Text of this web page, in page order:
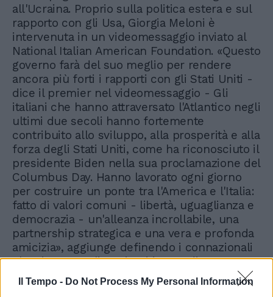
Il Tempo - Do Not Process My Personal Information
all'Ucraina. Proprio sulla politica estera e sul
rapporto con gli Usa, Giorgia Meloni è
intervenuta in un videomessaggio inviato al
National Italian American Foundation. «Questo
governo farà del suo meglio per rendere
ancora più forti i rapporti con gli Stati Uniti -
dice il premier nel videomessaggio - Gli
italiani che hanno attraversato l'Atlantico negli
ultimi due secoli hanno fortemente
contribuito allo sviluppo, alla prosperità e alla
forza degli Stati Uniti, come ha riconosciuto il
presidente Biden nella sua proclamazione del
Columbus Day. Hanno lavorato ogni giorno
per costruire un ponte tra l'America e l'Italia:
fatto di valori comuni - libertà, uguaglianza e
democrazia - un'alleanza incrollabile, una
partnership strategica e una vera e profonda
amicizia», aggiunge definendo i connazionali
che vivono negli Stati uniti «grandi
ambasciatori del nostro Paese. Contiamo sulla
vostra amicizia e conoscenza per aiutarci a